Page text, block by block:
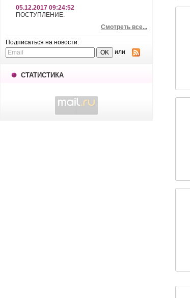
05.12.2017 09:24:52
ПОСТУПЛЕНИЕ.
Смотреть все...
Подписаться на новости:
или
СТАТИСТИКА